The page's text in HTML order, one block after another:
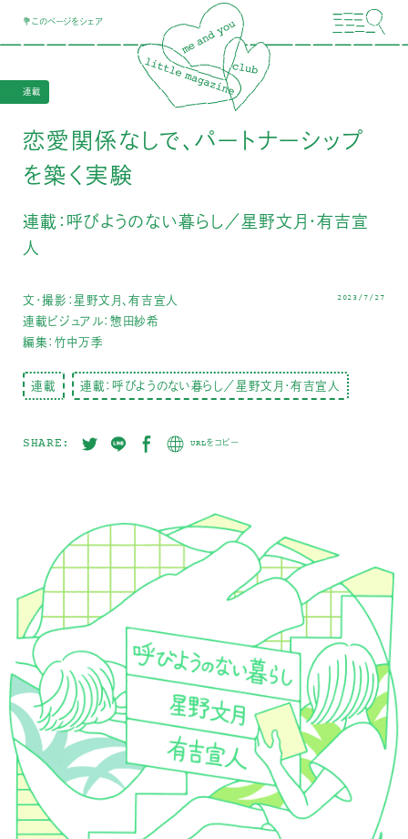
💐このページをシェア
連載
恋愛関係なしで、パートナーシップ
を築く実験
連載：呼びようのない暮らし／星野文月・有吉宣
人
文・撮影：星野文月、有吉宣人
連載ビジュアル：惣田紗希
編集：竹中万季
2023/7/27
連載 連載：呼びようのない暮らし／星野文月・有吉宣人
SHARE: URLをコピー